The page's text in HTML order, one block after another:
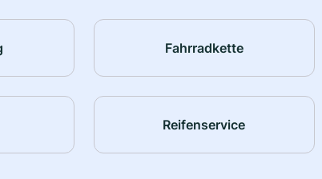
Fahrradkette
Reifenservice